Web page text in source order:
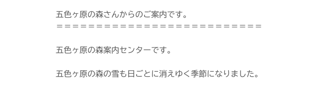
五色ヶ原の森さんからのご案内です。
＝＝＝＝＝＝＝＝＝＝＝＝＝＝＝＝＝＝＝＝＝＝＝＝＝＝
五色ヶ原の森案内センターです。
五色ヶ原の森の雪も日ごとに消えゆく季節になりました。